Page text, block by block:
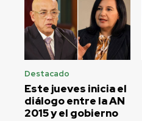
Destacado
Este jueves inicia el
diálogo entre la AN
2015 y el gobierno